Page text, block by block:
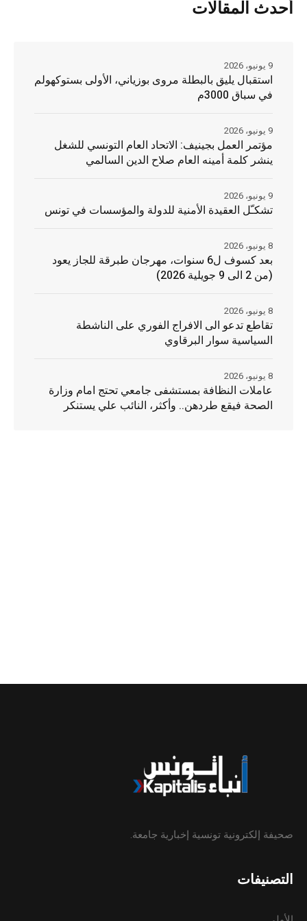
أحدث المقالات
استقبال يليق بالبطلة مروى بوزياني، الأولى بستوكهولم
في سباق 3000م
9 يونيو، 2026
مؤتمر العمل بجينيف: الاتحاد العام التونسي للشغل
ينشر كلمة أمينه العام صلاح الدين السالمي
9 يونيو، 2026
تشكـّل العقيدة الأمنية للدولة والمؤسسات في تونس
9 يونيو، 2026
بعد كسوف ل6 سنوات، مهرجان طبرقة للجاز يعود
(من 2 الى 9 جويلية 2026)
8 يونيو، 2026
تقاطع تدعو الى الافراج الفوري على الناشطة
السياسية سوار البرقاوي
8 يونيو، 2026
عاملات النظافة بمستشفى جامعي تحتج امام وزارة
الصحة فيقع طردهن.. وأكثر، النائب علي يستنكر
8 يونيو، 2026
صحيفة إلكترونية تونسية إخبارية جامعة.
التصنيفات